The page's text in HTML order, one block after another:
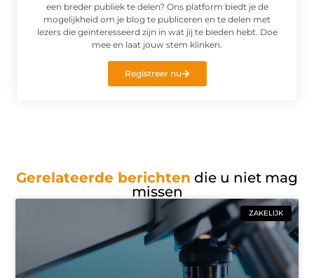
een breder publiek te delen? Ons platform biedt je de
mogelijkheid om je blog te publiceren en te delen met
lezers die geïnteresseerd zijn in wat jij te bieden hebt. Doe
mee en laat jouw stem klinken.
Registreer nu
Gerelateerde berichten die u niet mag
missen
ZAKELIJK